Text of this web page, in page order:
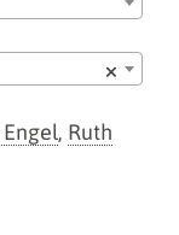
×
, Ruth